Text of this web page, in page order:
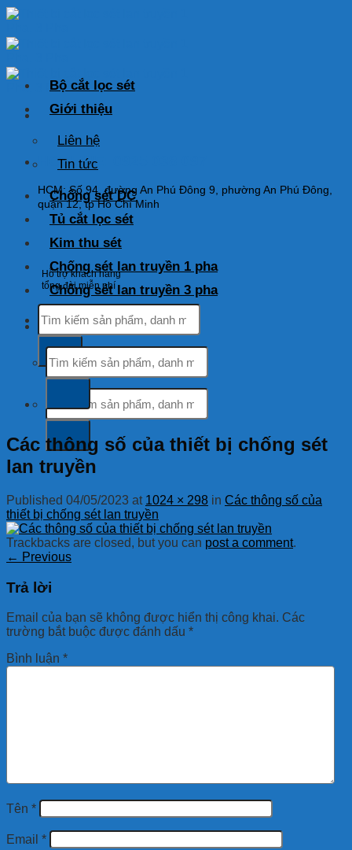
Skip
content
HOTLINE: 0925 038 097
HCM: Số 94, đường An Phú Đông 9, phường An Phú Đông,
quận 12, tp Hồ Chí Minh
Hỗ trợ khách hàng
tổng đài miễn phí
Tìm
kiếm:
kiếm:
Bộ cắt lọc sét
Giới thiệu
Liên hệ
Tin tức
Chống sét DC
Tủ cắt lọc sét
Kim thu sét
Chống sét lan truyền 1 pha
Chống sét lan truyền 3 pha
Tìm
kiếm:
Các thông số của thiết bị chống sét
lan truyền
Published 04/05/2023 at 1024 × 298 in Các thông số của
thiết bị chống sét lan truyền
Trackbacks are closed, but you can post a comment.
← Previous
Trả lời
Email của bạn sẽ không được hiển thị công khai. Các
trường bắt buộc được đánh dấu *
Bình luận *
Tên *
Email *